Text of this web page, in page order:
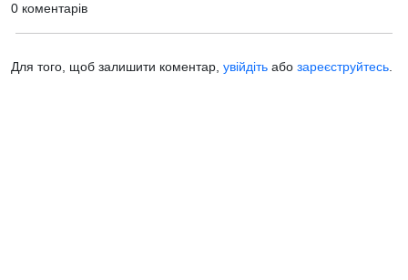
0 коментарів
Для того, щоб залишити коментар, увійдіть або зареєструйтесь